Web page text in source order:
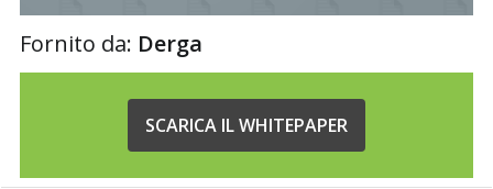
Fornito da: Derga
SCARICA IL WHITEPAPER